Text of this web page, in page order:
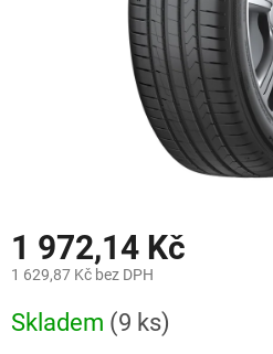
1 972,14 Kč
1 629,87 Kč bez DPH
cena:
Skladem (9 ks)